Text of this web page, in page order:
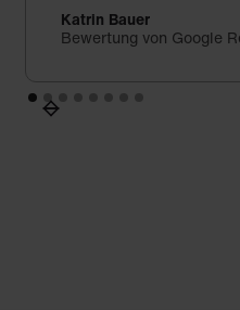
Katrin Bauer
Bewertung von Google